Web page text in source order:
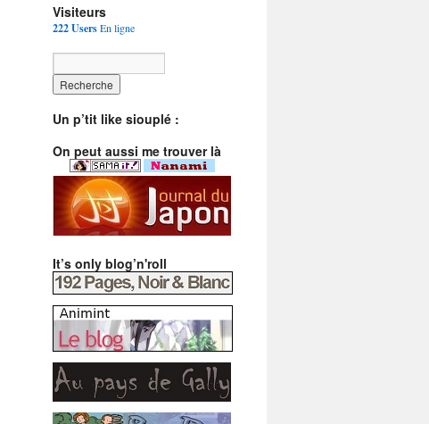
Visiteurs
222 UsersEn ligne
Un p’tit like siouplé :
On peut aussi me trouver là
It’s only blog’n'roll